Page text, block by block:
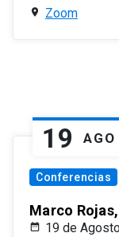
Zoom
19 AGO
Conferencias
Marco
19 de